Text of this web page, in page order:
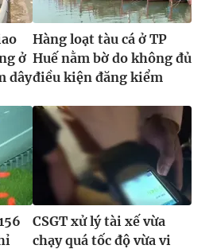
ở
dây
Hàng loạt tàu cá ở TP
Huế nằm bờ do không đủ
điều kiện đăng kiểm
CSGT xử lý tài xế vừa
chạy quá tốc độ vừa vi